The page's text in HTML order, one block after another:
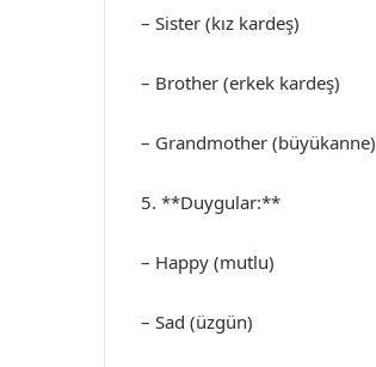
– Sister (kız kardeş)
– Brother (erkek kardeş)
– Grandmother (büyükanne)
5. **Duygular:**
– Happy (mutlu)
– Sad (üzgün)